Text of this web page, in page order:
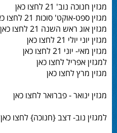
מגזין חנוכה נוב' 21 לחצו כאן
מגזין ספט-אוקט' סוכות 21 לחצו כאן
מגזין אוג ראש השנה 21 לחצו כאן
מגזין יוני יולי 21 לחצו כאן
מגזין מאי- יוני 21 לחצו כאן
למגזין אפריל לחצו כאן
מגזין מרץ לחצו כאן
מגזין ינואר - פברואר לחצו כאן
למגזין נוב- דצב {חנוכה} לחצו כאן